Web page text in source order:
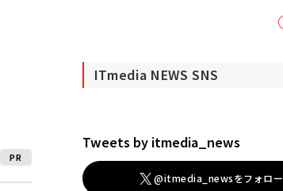
PR
ITmedia NEWS SNS
Tweets by itmedia_news
@itmedia_newsをフォロー